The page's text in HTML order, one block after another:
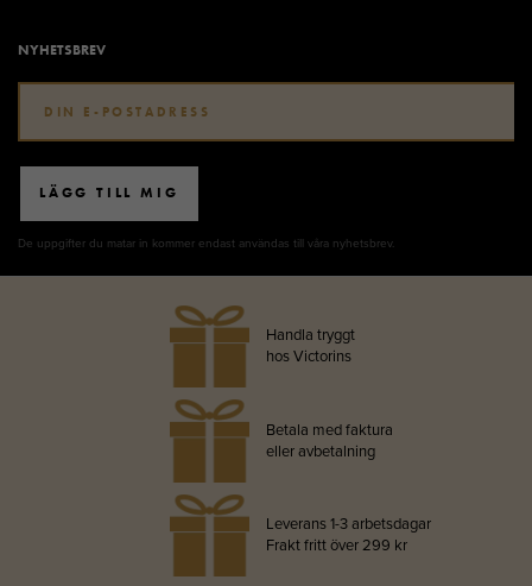
NYHETSBREV
LÄGG TILL MIG
De uppgifter du matar in kommer endast användas till våra nyhetsbrev.
Handla tryggt
hos Victorins
Betala med faktura
eller avbetalning
Leverans 1-3 arbetsdagar
Frakt fritt över 299 kr